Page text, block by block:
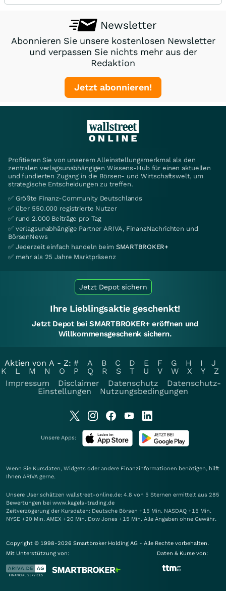
Newsletter
Abonnieren Sie unsere kostenlosen Newsletter
und verpassen Sie nichts mehr aus der
Redaktion
Jetzt abonnieren!
Profitieren Sie von unserem Alleinstellungsmerkmal als den
zentralen verlagsunabhängigen Wissens-Hub für einen aktuellen
und fundierten Zugang in die Börsen- und Wirtschaftswelt, um
strategische Entscheidungen zu treffen.
✅ Größte Finanz-Community Deutschlands
✅ über 550.000 registrierte Nutzer
✅ rund 2.000 Beiträge pro Tag
✅ verlagsunabhängige Partner ARIVA, FinanzNachrichten und
BörsenNews
✅ Jederzeit einfach handeln beim SMARTBROKER+
✅ mehr als 25 Jahre Marktpräsenz
Jetzt Depot sichern
Ihre Lieblingsaktie geschenkt!
Jetzt Depot bei SMARTBROKER+ eröffnen und
Willkommensgeschenk sichern.
Aktien von A - Z: # A B C D E F G H I
J
K
L M N O P Q R S T U V W X Y
Z
Impressum
Disclaimer Datenschutz
Datenschutz-
Einstellungen
Nutzungsbedingungen
Unsere Apps:
Wenn Sie Kursdaten, Widgets oder andere Finanzinformationen benötigen, hilft
Ihnen ARIVA gerne.
Unsere User schätzen wallstreet-online.de: 4.8 von 5 Sternen ermittelt aus 285
Bewertungen bei www.kagels-trading.de
Zeitverzögerung der Kursdaten: Deutsche Börsen +15 Min. NASDAQ +15 Min.
NYSE +20 Min. AMEX +20 Min. Dow Jones +15 Min. Alle Angaben ohne Gewähr.
Copyright © 1998-2026 Smartbroker Holding AG - Alle Rechte vorbehalten.
Mit Unterstützung von:
Daten & Kurse von: